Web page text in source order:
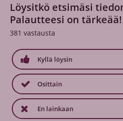
Löysitkö etsimäsi
Palautteesi on tärkeää!
381 vastausta
Kyllä löysin
Osittain
En lainkaan